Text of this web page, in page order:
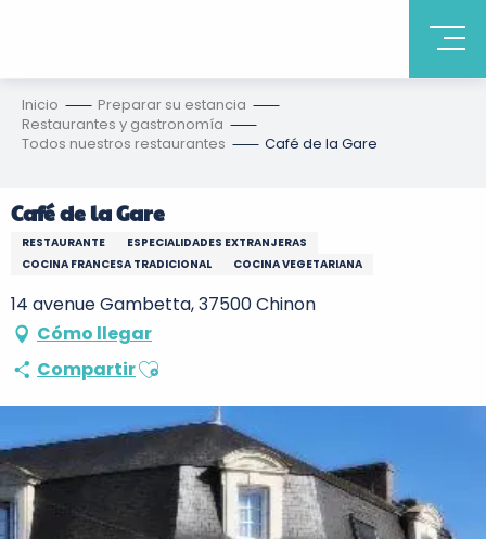
Inicio
Preparar su estancia
Restaurantes y gastronomía
Todos nuestros restaurantes
Café de la Gare
Café de la Gare
RESTAURANTE
ESPECIALIDADES EXTRANJERAS
COCINA FRANCESA TRADICIONAL
COCINA VEGETARIANA
14 avenue Gambetta, 37500 Chinon
Cómo llegar
CompartirAjouter aux favoris